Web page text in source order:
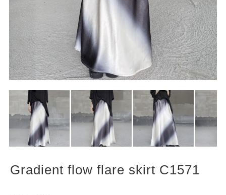
Gradient flow flare skirt C1571